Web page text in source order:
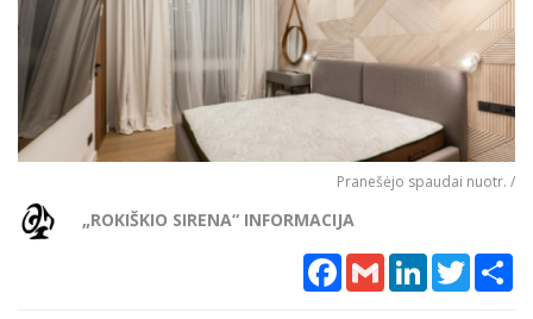
Pranešėjo spaudai nuotr. /
„ROKIŠKIO SIRENA“ INFORMACIJA
Facebook
Gmail LinkedInTwitter